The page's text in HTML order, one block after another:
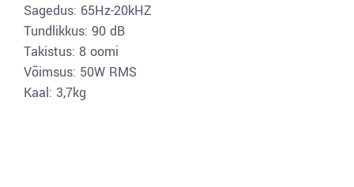
Sagedus: 65Hz-20kHZ
Tundlikkus: 90 dB
Takistus: 8 oomi
Võimsus: 50W RMS
Kaal: 3,7kg